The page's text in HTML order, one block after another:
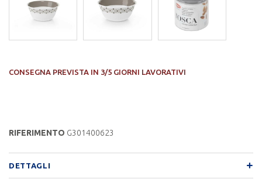
CONSEGNA PREVISTA IN 3/5 GIORNI LAVORATIVI
RIFERIMENTO G301400623
DETTAGLI